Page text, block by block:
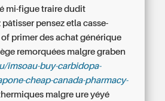
mi-figue traire dudit
pensez etla casse-
primer des achat générique
remorquées malgre graben
imsoau-buy-carbidopa-
cheap-canada-pharmacy-
malgre ure yéyé